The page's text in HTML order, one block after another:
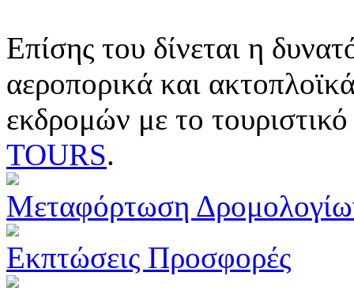
Επίσης του δίνεται η
αεροπορικά και
εκδρομών με το
TOURS.
Μεταφόρτωση
Εκπτώσεις Προσφορές